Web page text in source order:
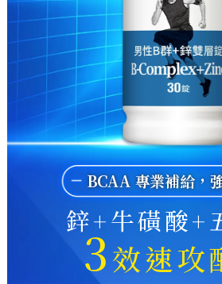
BCAA 專業補給，
鋅+牛磺酸+
3效速攻